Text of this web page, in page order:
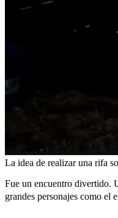
La idea de realizar una rifa
Fue un encuentro divertido.
grandes personajes como el